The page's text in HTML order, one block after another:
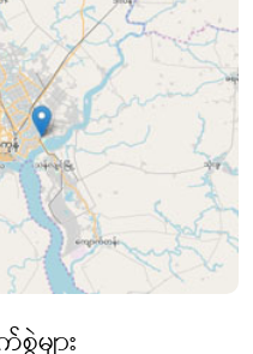
များ